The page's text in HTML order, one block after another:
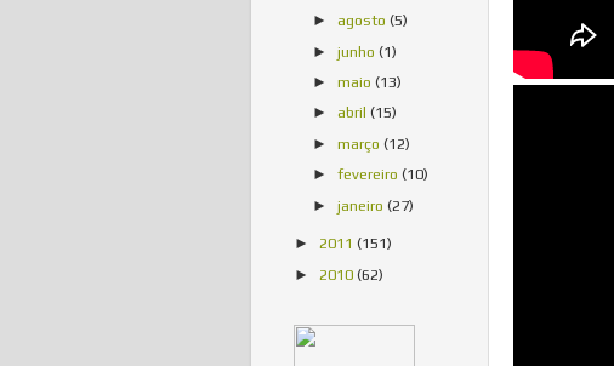
►agosto(5)
►junho(1)
►maio(13)
►abril(15)
►março(12)
►fevereiro(10)
►janeiro(27)
► 2011 (151)
► 2010 (62)